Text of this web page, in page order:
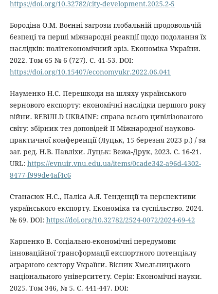
https://doi.org/10.32782/city-development.2025.2-5
Бородіна О.М. Воєнні загрози глобальній продовольчій
безпеці та перші міжнародні реакції щодо подолання їх
наслідків: політекономічний зріз. Економіка України.
2022. Том 65 № 6 (727). С. 41-53. DOI:
https://doi.org/10.15407/economyukr.2022.06.041
Науменко Н.С. Перешкоди на шляху українського
зернового експорту: економічні наслідки першого року
війни. REBUILD UKRAINE: справа всього цивілізованого
світу: збірник тез доповідей ІІ Міжнародної науково-
практичної конференції (Луцьк, 15 березня 2023 р.) / за
заг. ред. Н.В. Павліхи. Луцьк: Вежа-Друк, 2023. C. 16-21.
URL: https://evnuir.vnu.edu.ua/items/0cade342-a96d-4302-
8477-f999de4af4c6
Станасюк Н.С., Паліса А.Я. Тенденції та перспективи
українського експорту. Економіка та суспільство. 2024.
№ 69. DOI: https://doi.org/10.32782/2524-0072/2024-69-42
Карпенко В. Соціально-економічні передумови
інноваційної трансформації експортного потенціалу
аграрного сектору України. Вісник Хмельницького
національного університету. Серія: Економічні науки.
2025. Том 346, № 5. С. 441-447. DOI: